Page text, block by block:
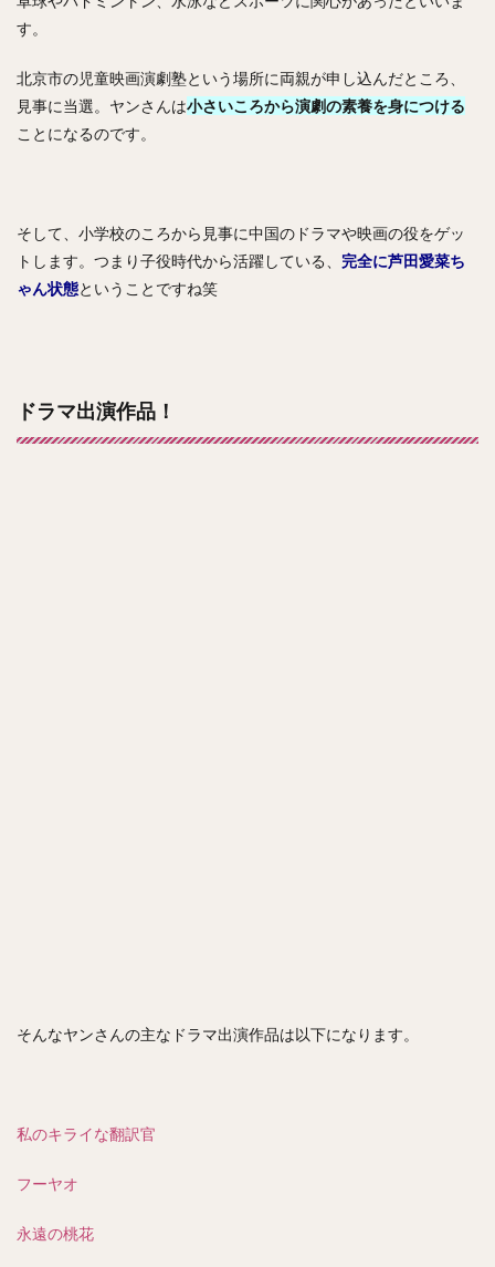
す。
北京市の児童映画演劇塾という場所に両親が申し込んだところ、
見事に当選。ヤンさんは小さいころから演劇の素養を身につける
ことになるのです。
そして、小学校のころから見事に中国のドラマや映画の役をゲッ
トします。つまり子役時代から活躍している、 完全に芦田愛菜ち
ゃん状態ということですね笑
ドラマ出演作品！
そんなヤンさんの主なドラマ出演作品は以下になります。
私のキライな翻訳官
フーヤオ
永遠の桃花